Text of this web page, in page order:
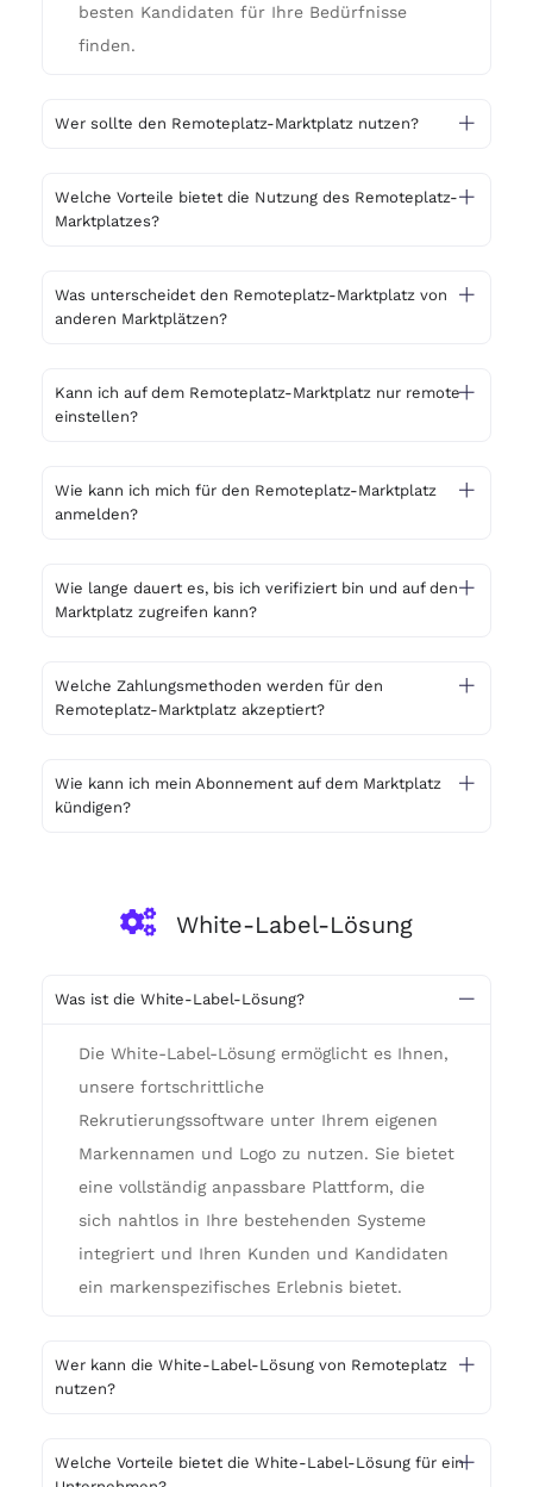
besten Kandidaten für Ihre Bedürfnisse
finden.
Wer sollte den Remoteplatz-Marktplatz nutzen?
Welche Vorteile bietet die Nutzung des Remoteplatz-
Marktplatzes?
Was unterscheidet den Remoteplatz-Marktplatz von
anderen Marktplätzen?
Kann ich auf dem Remoteplatz-Marktplatz nur remote
einstellen?
Wie kann ich mich für den Remoteplatz-Marktplatz
anmelden?
Wie lange dauert es, bis ich verifiziert bin und auf den
Marktplatz zugreifen kann?
Welche Zahlungsmethoden werden für den
Remoteplatz-Marktplatz akzeptiert?
Wie kann ich mein Abonnement auf dem Marktplatz
kündigen?
White-Label-Lösung
Was ist die White-Label-Lösung?
Die White-Label-Lösung ermöglicht es Ihnen,
unsere fortschrittliche
Rekrutierungssoftware unter Ihrem eigenen
Markennamen und Logo zu nutzen. Sie bietet
eine vollständig anpassbare Plattform, die
sich nahtlos in Ihre bestehenden Systeme
integriert und Ihren Kunden und Kandidaten
ein markenspezifisches Erlebnis bietet.
Wer kann die White-Label-Lösung von Remoteplatz
nutzen?
Welche Vorteile bietet die White-Label-Lösung für ein